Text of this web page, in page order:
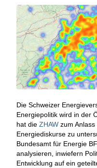
Die Schweizer
Energiepolitik wird in der
hat die ZHAWzum Anlass
Energiediskurse zu
Bundesamt für Energie
analysieren, inwiefern
Entwicklung auf ein